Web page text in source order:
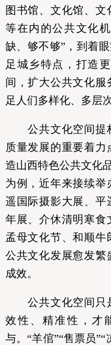
图书馆、文化馆、
等在内的公共文化
缺、够不够”，到着
足城乡特点，打造
间，扩大公共文化
足人们多样化、多层
公共文化空间提
质量发展的重要着
造山西特色公共文化
为例，近年来接续
遥国际摄影大展、平
年展、介休清明寒食
孟母文化节、和顺
公共文化发展愈发繁
成效。
公共文化空间只
效性、精准性，才
与。“羊倌”“售票员